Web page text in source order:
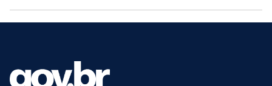
no site doMCom: ...